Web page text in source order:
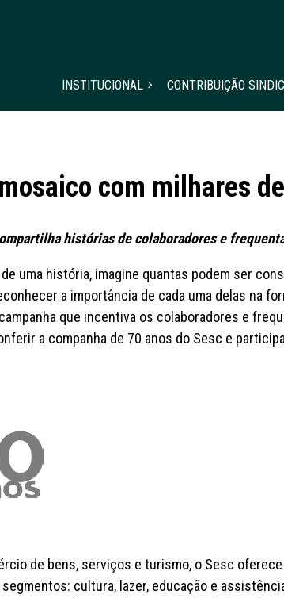
INSTITUCIONAL CONTRIBUIÇÃO
com milhares
histórias de colaboradores e
uma história, imagine quantas podem ser
a importância de cada uma delas na
que incentiva os colaboradores e
a companha de 70 anos do Sesc e
de bens, serviços e turismo, o Sesc
cultura, lazer, educação e